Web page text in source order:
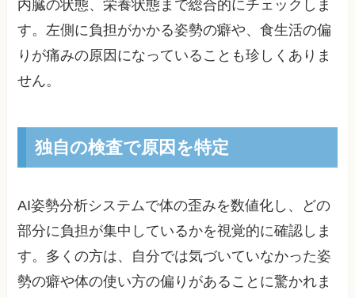
内臓の状態、栄養状態まで総合的にチェックしま
す。左側に負担がかかる姿勢の癖や、食生活の偏
りが痛みの原因になっていることも珍しくありま
せん。
独自の検査で原因を特定
AI姿勢分析システムで体の歪みを数値化し、どの
部分に負担が集中しているかを視覚的に確認しま
す。多くの方は、自分では気づいていなかった姿
勢の癖や体の使い方の偏りがあることに驚かれま